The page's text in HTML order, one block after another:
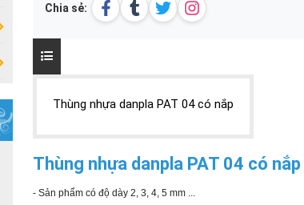
Chia sẻ:
Thùng nhựa danpla PAT 04 có nắp
Thùng nhựa danpla PAT 04 có nắp
- Sản phẩm có độ dày 2, 3, 4, 5 mm ...